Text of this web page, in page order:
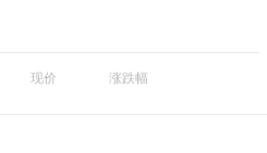
现价 涨跌幅